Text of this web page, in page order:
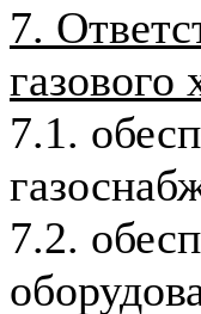
7.
газового
7.1.
7.2.